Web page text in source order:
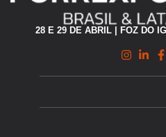
28 E 29 DE ABRIL | FOZ DO